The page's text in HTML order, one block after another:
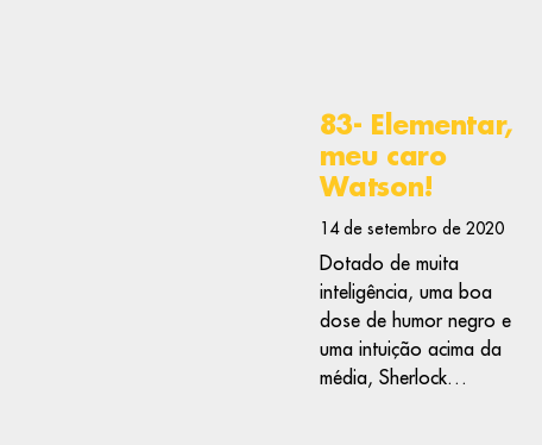
83- Elementar,
meu caro
Watson!
14 de setembro de 2020
Dotado de muita
inteligência, uma boa
dose de humor negro e
uma intuição acima da
média, Sherlock…